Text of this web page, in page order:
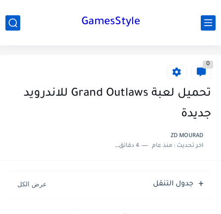
GamesStyle
0
تحميل لعبة Grand Outlaws للاندرويد
جديدة
ZD MOURAD
اخر تحديث :منذ عام 4 دقائق للقراءة
جدول التنقل